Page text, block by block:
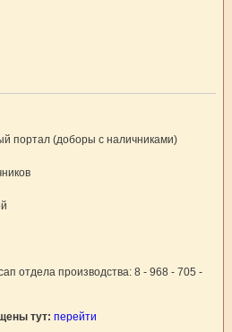
портал (доборы с наличниками)
отдела производства: 8 - 968 - 705 -
тут: перейти